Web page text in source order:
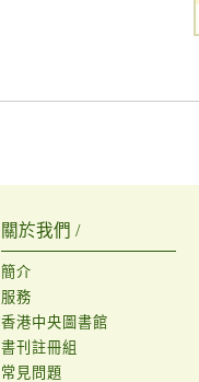
關於我們 /
簡介
服務
香港中央圖書館
書刊註冊組
常見問題